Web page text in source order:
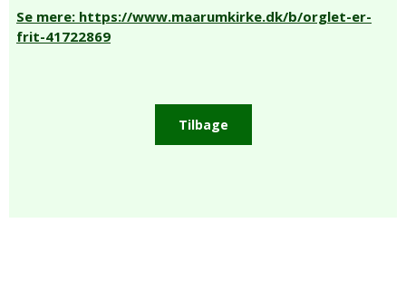
Se mere: https://www.maarumkirke.dk/b/orglet-er-
frit-41722869
Tilbage